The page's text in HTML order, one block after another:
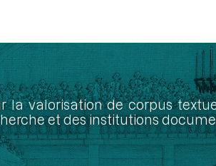
la valorisation de corpus
et des institutions